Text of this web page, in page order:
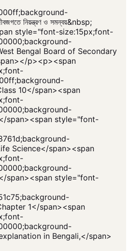
নিয়ন্ত্রণ ও সমন্বয়&nbsp;
style="font-size:15px;font-
Bengal Board of Secondary
p><p><span
10</span><span
span><span style="font-
Science</span><span
span><span style="font-
1</span><span
in Bengali,</span>